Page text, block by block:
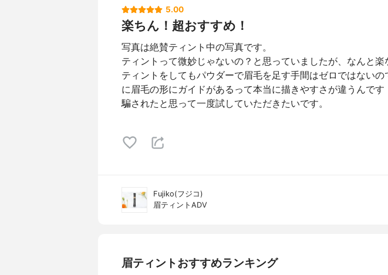
5.00
楽ちん！超おすすめ！
写真は絶賛ティント中の写真です。
ティントって微妙じゃないの？と思っていましたが、なんと楽
ティントをしてもパウダーで眉毛を足す手間はゼロではない
に眉毛の形にガイドがあるって本当に描きやすさが違うんです
騙されたと思って一度試していただきたいです。
Fujiko(フジコ)
眉ティントADV
眉ティントおすすめランキング